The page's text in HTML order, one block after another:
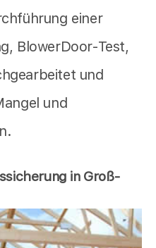
einer
BlowerDoor-Test,
und
und
in Groß-